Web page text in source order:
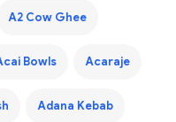
A2 Cow Ghee
Bowls Acaraje
Adana Kebab